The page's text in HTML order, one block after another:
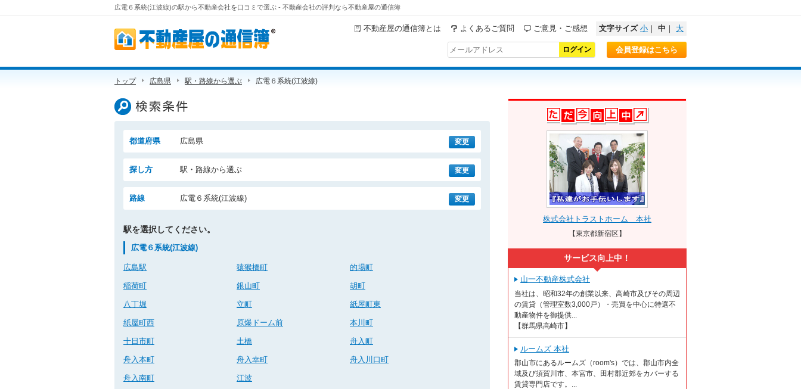
広電６系統(江波線)の駅から不動産会社を口コミで選ぶ - 不動産会社の評判なら不動産屋の通信簿
不動産屋の通信簿とは よくあるご質問 ご意見・ご感想 文字サイズ 小 ｜ 中 ｜ 大
会員登録はこちら
トップ 広島県 駅・路線から選ぶ 広電６系統(江波線)
検索条件
都道府県 広島県 変更
探し方 駅・路線から選ぶ 変更
路線 広電６系統(江波線) 変更
駅を選択してください。
広電６系統(江波線)
広島駅 猿猴橋町 的場町
稲荷町 銀山町 胡町
八丁堀 立町 紙屋町東
紙屋町西 原爆ドーム前 本川町
十日市町 土橋 舟入町
舟入本町 舟入幸町 舟入川口町
舟入南町 江波
株式会社トラストホーム 本社
【東京都新宿区】
サービス向上中！
山一不動産株式会社
当社は、昭和32年の創業以来、高崎市及びその周辺
の賃貸（管理室数3,000戸）・売買を中心に特選不
動産物件を御提供...
【群馬県高崎市】
ルームズ 本社
郡山市にあるルームズ（room's）では、郡山市内全
域及び須賀川市、本宮市、田村郡近郊をカバーする
賃貸専門店です。...